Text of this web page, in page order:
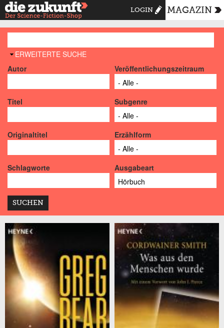
LOGIN MAGAZIN
AUSBLENDEN
ERWEITERTE SUCHE
Autor
Veröffentlichungszeitraum
Titel Subgenre
Originaltitel Erzählform
Schlagworte Ausgabeart
Seiten